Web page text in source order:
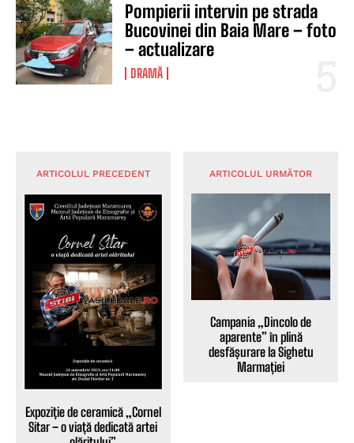
Pompierii intervin pe strada
Bucovinei din Baia Mare – foto
– actualizare
DRAMĂ
ARTICOLUL PRECEDENT
Expoziție de ceramică „Cornel
Sitar – o viață dedicată artei
ARTICOLUL URMĂTOR
Campania „Dincolo de
aparente” în plină
desfășurare la Sighetu
Marmației